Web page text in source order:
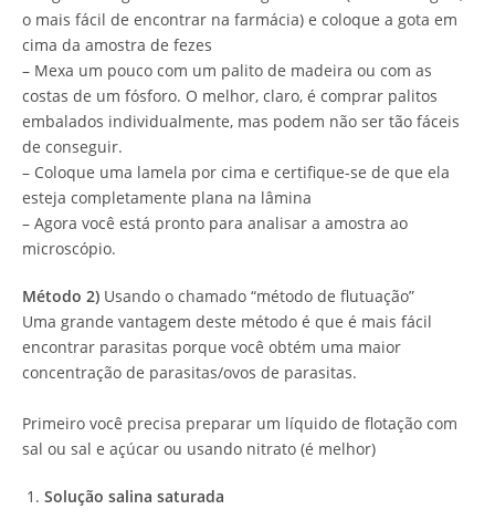
o mais fácil de encontrar na farmácia) e coloque a gota em
cima da amostra de fezes
– Mexa um pouco com um palito de madeira ou com as
costas de um fósforo. O melhor, claro, é comprar palitos
embalados individualmente, mas podem não ser tão fáceis
de conseguir.
– Coloque uma lamela por cima e certifique-se de que ela
esteja completamente plana na lâmina
– Agora você está pronto para analisar a amostra ao
microscópio.
Método 2) Usando o chamado “método de flutuação”
Uma grande vantagem deste método é que é mais fácil
encontrar parasitas porque você obtém uma maior
concentração de parasitas/ovos de parasitas.
Primeiro você precisa preparar um líquido de flotação com
sal ou sal e açúcar ou usando nitrato (é melhor)
Solução salina saturada